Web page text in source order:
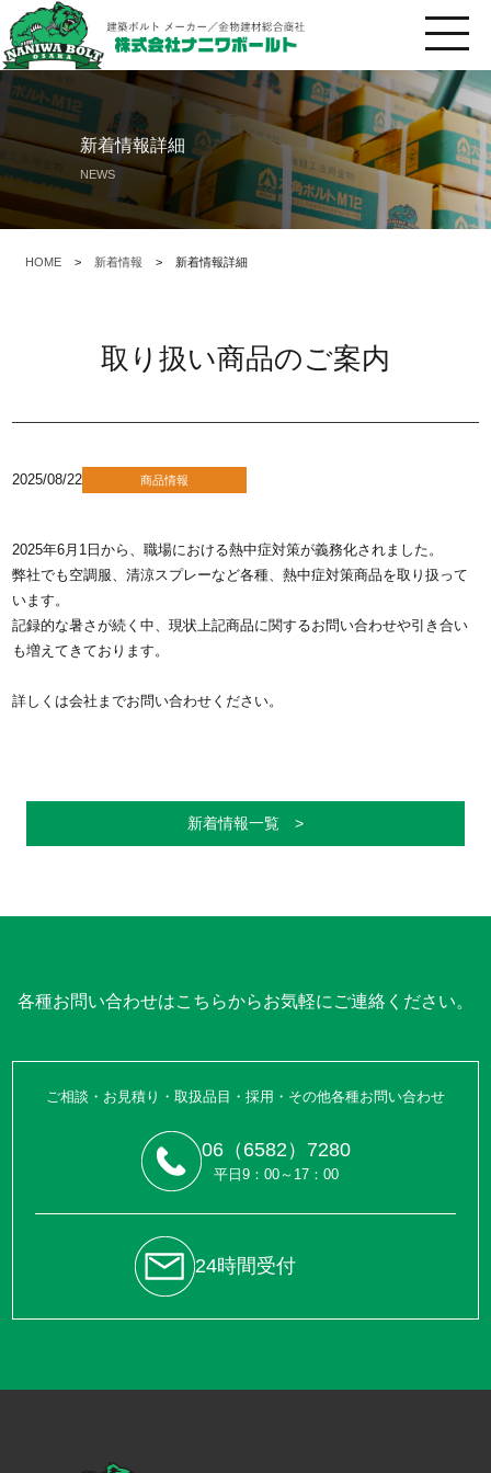
新着情報詳細
NEWS
HOME > 新着情報 > 新着情報詳細
取り扱い商品のご案内
2025/08/22 商品情報
2025年6月1日から、職場における熱中症対策が義務化されました。
弊社でも空調服、清涼スプレーなど各種、熱中症対策商品を取り扱って
います。
記録的な暑さが続く中、現状上記商品に関するお問い合わせや引き合い
も増えてきております。
詳しくは会社までお問い合わせください。
新着情報一覧 >
各種お問い合わせはこちらからお気軽にご連絡ください。
ご相談・お見積り・取扱品目・採用・その他各種お問い合わせ
06（6582）7280
平日9：00～17：00
24時間受付